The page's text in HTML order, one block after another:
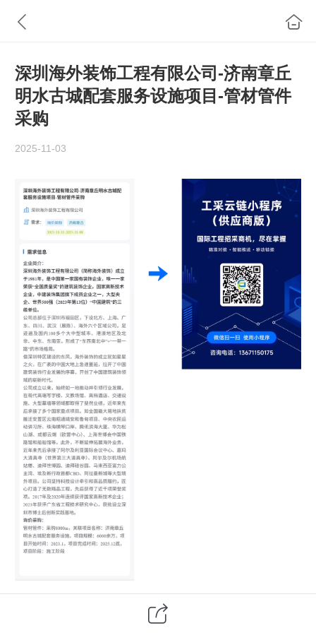
深圳海外装饰工程有限公司-济南章丘
明水古城配套服务设施项目-管材管件
采购
2025-11-03
冠鲁建设股份有限公司-地方罐头食品产业园-采购钢